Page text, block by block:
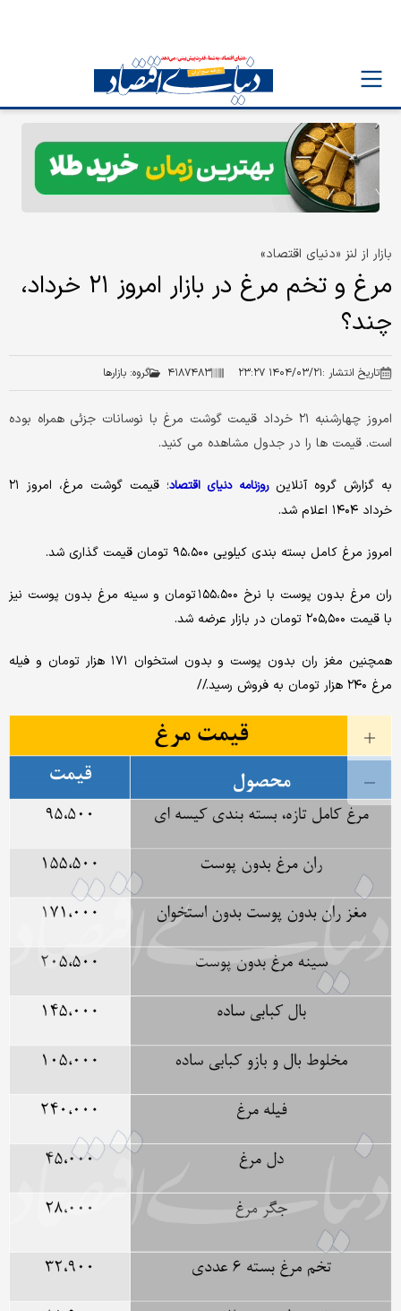
بازار از لنز «دنیای اقتصاد»
مرغ و تخم مرغ در بازار امروز ۲۱ خرداد،
چند؟
تاریخ انتشار :۱۴۰۴/۰۳/۲۱ ۲۳:۲۷ ۴۱۸۷۴۸۳ گروه: بازارها
امروز چهارشنبه ۲۱ خرداد قیمت گوشت مرغ با نوسانات جزئی همراه بوده
است. قیمت ها را در جدول مشاهده می کنید.
به گزارش گروه آنلاینروزنامه دنیای اقتصاد
؛ قیمت گوشت مرغ، امروز ۲۱
خرداد ۱۴۰۴ اعلام شد.
امروز مرغ کامل بسته بندی کیلویی ۹۵،۵۰۰ تومان قیمت گذاری شد.
ران مرغ بدون پوست با نرخ ۱۵۵،۵۰۰ تومان و سینه مرغ بدون پوست نیز
با قیمت ۲۰۵,۵۰۰ تومان در بازار عرضه شد.
همچنین مغز ران بدون پوست و بدون استخوان ۱۷۱ هزار تومان و فیله
مرغ ۲۴۰ هزار تومان به فروش رسید.//